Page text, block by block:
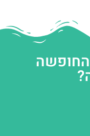
החופשה